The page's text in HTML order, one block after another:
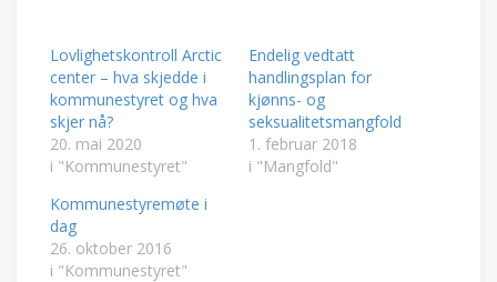
Lovlighetskontroll Arctic
center – hva skjedde i
kommunestyret og hva
skjer nå?
20. mai 2020
i "Kommunestyret"
Endelig vedtatt
handlingsplan for
kjønns- og
seksualitetsmangfold
1. februar 2018
i "Mangfold"
Kommunestyremøte i
dag
26. oktober 2016
i "Kommunestyret"